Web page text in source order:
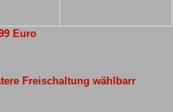
Euro
Freischaltung wählbarr